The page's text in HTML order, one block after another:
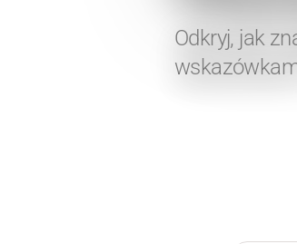
Odkryj, jak